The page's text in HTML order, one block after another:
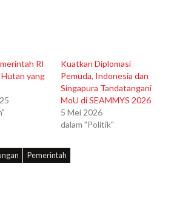
RI
yang
Kuatkan Diplomasi
Pemuda, Indonesia dan
Singapura Tandatangani
MoU di SEAMMYS 2026
5 Mei 2026
dalam "Politik"
Pemerintah